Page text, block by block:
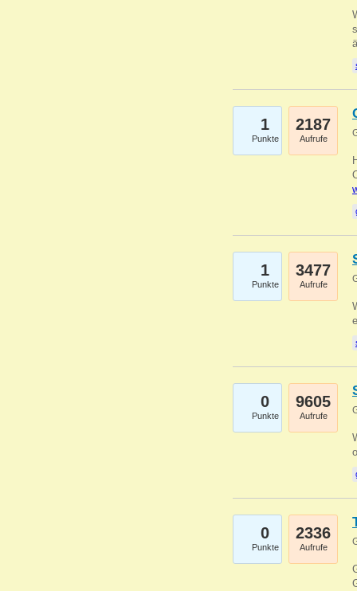
1
Punkte
2187
Aufrufe
1
Punkte
3477
Aufrufe
0
Punkte
9605
Aufrufe
0
Punkte
2336
Aufrufe